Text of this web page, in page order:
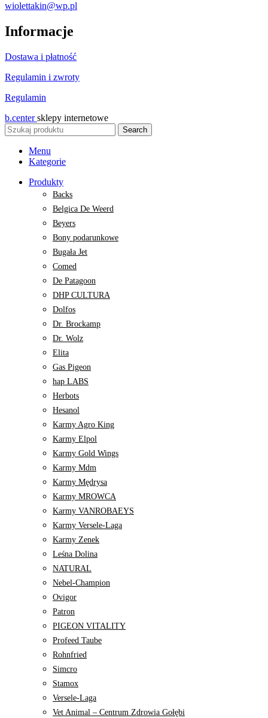
wiolettakin@wp.pl
Informacje
Dostawa i płatność
Regulamin i zwroty
Regulamin
b.centersklepy internetowe
Search
Menu
Kategorie
Produkty
Backs
Belgica De Weerd
Beyers
Bony podarunkowe
Bugała Jet
Comed
De Patagoon
DHP CULTURA
Dolfos
Dr. Brockamp
Dr. Wolz
Elita
Gas Pigeon
hap LABS
Herbots
Hesanol
Karmy Agro King
Karmy Elpol
Karmy Gold Wings
Karmy Mdm
Karmy Mędrysa
Karmy MROWCA
Karmy VANROBAEYS
Karmy Versele-Laga
Karmy Zenek
Leśna Dolina
NATURAL
Nebel-Champion
Ovigor
Patron
PIGEON VITALITY
Profeed Taube
Rohnfried
Simcro
Stamox
Versele-Laga
Vet Animal – Centrum Zdrowia Gołębi